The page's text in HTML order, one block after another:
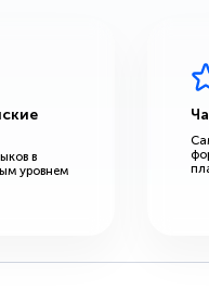
в
уровнем